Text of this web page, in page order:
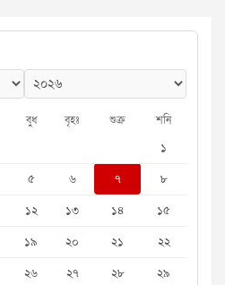
বুধ বৃহঃ শুক্র শনি
১
৫ ৬ ৭
৮
১২ ১৩ ১৪
১৫
১৯ ২০ ২১
২২
২৬ ২৭ ২৮
২৯